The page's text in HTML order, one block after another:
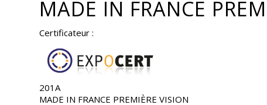
MADE IN FRANCE
Certificateur :
201A
MADE IN FRANCE PREMIÈRE VISION